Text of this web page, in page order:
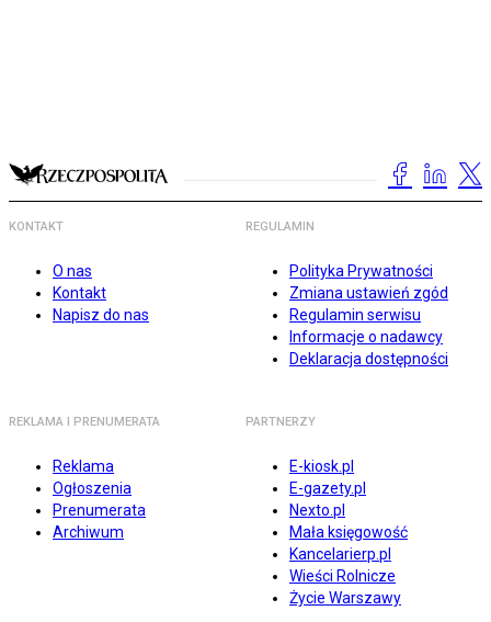
KONTAKT
O nas
Kontakt
Napisz do nas
REGULAMIN
Polityka Prywatności
Zmiana ustawień zgód
Regulamin serwisu
Informacje o nadawcy
Deklaracja dostępności
REKLAMA I PRENUMERATA
Reklama
Ogłoszenia
Prenumerata
Archiwum
PARTNERZY
E-kiosk.pl
E-gazety.pl
Nexto.pl
Mała księgowość
Kancelarierp.pl
Wieści Rolnicze
Życie Warszawy